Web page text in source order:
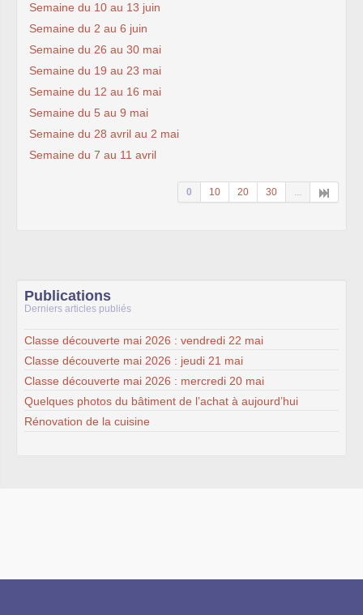
Semaine du 10 au 13 juin
Semaine du 2 au 6 juin
Semaine du 26 au 30 mai
Semaine du 19 au 23 mai
Semaine du 12 au 16 mai
Semaine du 5 au 9 mai
Semaine du 28 avril au 2 mai
Semaine du 7 au 11 avril
0 10 20 30 ...
Publications
Derniers articles publiés
Classe découverte mai 2026 : vendredi 22 mai
Classe découverte mai 2026 : jeudi 21 mai
Classe découverte mai 2026 : mercredi 20 mai
Quelques photos du bâtiment de l’achat à aujourd’hui
Rénovation de la cuisine